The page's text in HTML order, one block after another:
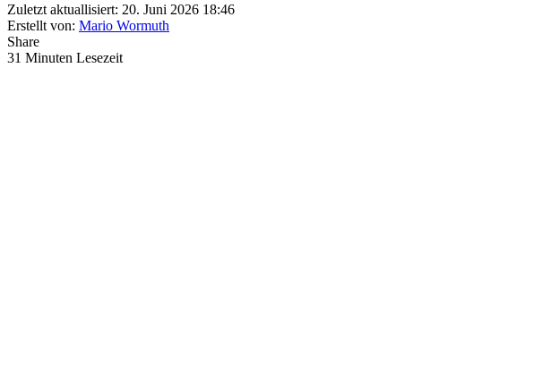
Zuletzt aktuallisiert: 20. Juni 2026 18:46
Erstellt von: Mario Wormuth
Share
31 Minuten Lesezeit